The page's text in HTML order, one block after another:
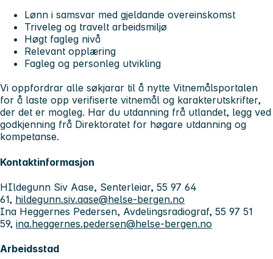
Lønn i samsvar med gjeldande overeinskomst
Triveleg og travelt arbeidsmiljø
Høgt fagleg nivå
Relevant opplæring
Fagleg og personleg utvikling
Vi oppfordrar alle søkjarar til å nytte Vitnemålsportalen
for å laste opp verifiserte vitnemål og karakterutskrifter,
der det er mogleg. Har du utdanning frå utlandet, legg ved
godkjenning frå Direktoratet for høgare utdanning og
kompetanse.
Kontaktinformasjon
HIldegunn Siv Aase, Senterleiar, 55 97 64
61, hildegunn.siv.aase@helse-bergen.no
Ina Heggernes Pedersen, Avdelingsradiograf, 55 97 51
59, ina.heggernes.pedersen@helse-bergen.no
Arbeidsstad